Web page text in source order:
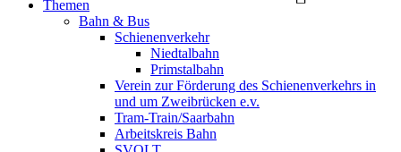
Themen
Bahn & Bus
Schienenverkehr
Niedtalbahn
Primstalbahn
Verein zur Förderung des Schienenverkehrs in
und um Zweibrücken e.v.
Tram-Train/Saarbahn
Arbeitskreis Bahn